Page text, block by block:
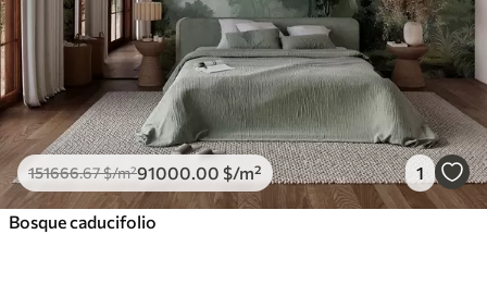
151666.67$/m²91000 .00 $/m² 1
Bosque caducifolio